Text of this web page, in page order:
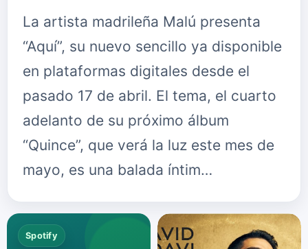
La artista madrileña Malú presenta
“Aquí”, su nuevo sencillo ya disponible
en plataformas digitales desde el
pasado 17 de abril. El tema, el cuarto
adelanto de su próximo álbum
“Quince”, que verá la luz este mes de
mayo, es una balada íntim…
Spotify